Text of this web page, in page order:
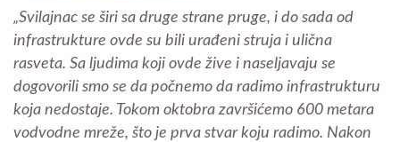
„Svilajnac se širi sa druge strane pruge, i do sada od
infrastrukture ovde su bili urađeni struja i ulična
rasveta. Sa ljudima koji ovde žive i naseljavaju se
dogovorili smo se da počnemo da radimo infrastrukturu
koja nedostaje. Tokom oktobra završićemo 600 metara
vodvodne mreže, što je prva stvar koju radimo. Nakon